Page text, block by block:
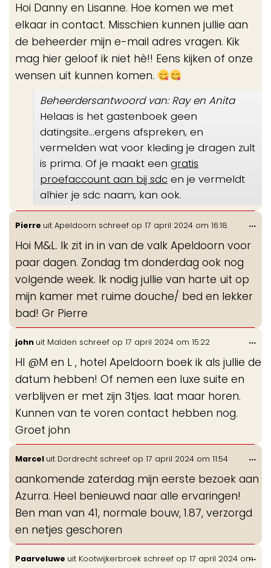
Hoi Danny en Lisanne. Hoe komen we met
elkaar in contact. Misschien kunnen jullie aan
de beheerder mijn e-mail adres vragen. Kik
mag hier geloof ik niet hè!! Eens kijken of onze
wensen uit kunnen komen.
Beheerdersantwoord van: Ray en Anita
Helaas is het gastenboek geen
datingsite...ergens afspreken, en
vermelden wat voor kleding je dragen zult
is prima. Of je maakt een gratis
proefaccount aan bij sdc en je vermeldt
alhier je sdc naam, kan ook.
Pierre uit Apeldoorn schreef op 17 april 2024 om 16:18
Hoi M&L. Ik zit in in van de valk Apeldoorn voor
paar dagen. Zondag tm donderdag ook nog
volgende week. Ik nodig jullie van harte uit op
mijn kamer met ruime douche/ bed en lekker
bad! Gr Pierre
...
john uit Malden schreef op 17 april 2024 om 15:22
HI @M en L , hotel Apeldoorn boek ik als jullie de
datum hebben! Of nemen een luxe suite en
verblijven er met zijn 3tjes. laat maar horen.
Kunnen van te voren contact hebben nog.
Groet john
...
Marcel uit Dordrecht schreef op 17 april 2024 om 11:54
aankomende zaterdag mijn eerste bezoek aan
Azurra. Heel benieuwd naar alle ervaringen!
Ben man van 41, normale bouw, 1.87, verzorgd
en netjes geschoren
...
Paarveluwe uit Kootwijkerbroek schreef op 17 april 2024 om...